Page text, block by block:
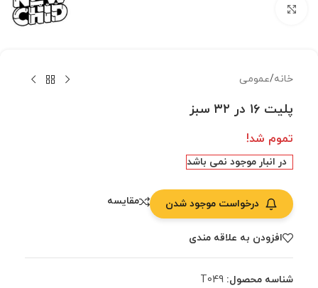
خانه/عمومی
پلیت ۱۶ در ۳۲ سبز
تموم شد!
در انبار موجود نمی باشد
درخواست موجود شدن مقایسه
افزودن به علاقه مندی
شناسه محصول: T049